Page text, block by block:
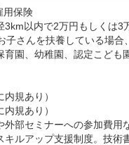
用保険
以内で2万円もしくは3
子さんを扶養している場合
育園、幼稚園、認定こど
規あり）
規あり）
部セミナーへの参加費用
キルアップ支援制度。技